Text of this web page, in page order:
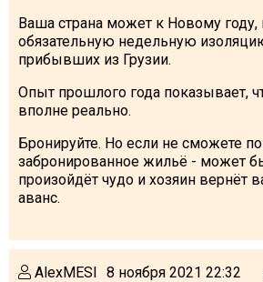
Ваша страна может к Новому году,
обязательную недельную
прибывших из Грузии.
Опыт прошлого года показывает,
вполне реально.
Бронируйте. Но если не сможете
забронированное жильё - может
произойдёт чудо и хозяин вернёт
аванс.
AlexMESI 8 ноября 2021 22:32